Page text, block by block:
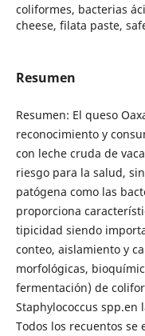
coliformes, bacterias
cheese, filata paste,
Resumen
Resumen: El queso
reconocimiento y
con leche cruda de
riesgo para la salud,
patógena como las
proporciona
tipicidad siendo
conteo, aislamiento y
morfológicas,
fermentación) de
Staphylococcus spp.en
Todos los recuentos